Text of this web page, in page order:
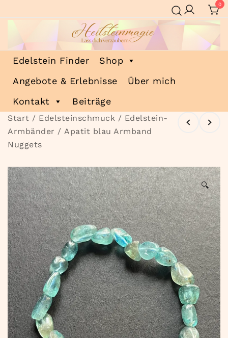
Inhalt
0
Heilsteinmagie
Lass dich verzaubern
Edelstein Finder
Shop
Angebote & Erlebnisse
Über mich
Kontakt
Beiträge
Start / Edelsteinschmuck / Edelstein-
Armbänder / Apatit blau Armband
Nuggets
🔍